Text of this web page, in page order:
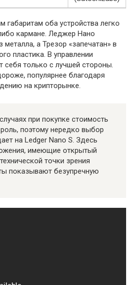
габаритам оба устройства легко
кармане. Леджер Нано
а Трезор «запечатан» в
пластика. В управлении
только с лучшей стороны.
популярнее благодаря
на крипторынке.
при покупке стоимость
поэтому нередко выбор
на Ledger Nano S. Здесь
имеющие открытый
точки зрения
показывают безупречную